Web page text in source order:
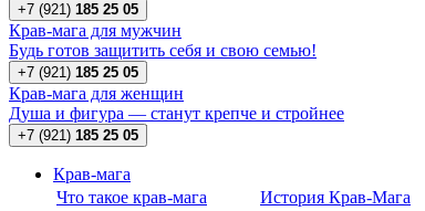
+7 (921) 185 25 05
Крав-мага для мужчин
Будь готов защитить себя и свою семью!
+7 (921) 185 25 05
Крав-мага для женщин
Душа и фигура — станут крепче и стройнее
+7 (921) 185 25 05
Крав-мага
Что такое крав-мага
История Крав-Мага